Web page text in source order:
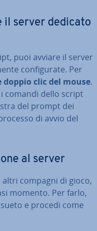
il server dedicato
puoi avviare il server
con­fi­gu­ra­te. Per
clic del mouse.
comandi dello script
del prompt dei
di avvio del
al server
compagni di gioco,
momento. Per farlo,
e procedi come